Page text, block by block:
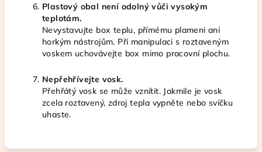
Plastový obal není odolný vůči vysokým
teplotám.
Nevystavujte box teplu, přímému plameni ani
horkým nástrojům. Při manipulaci s roztaveným
voskem uchovávejte box mimo pracovní plochu.
Nepřehřívejte vosk.
Přehřátý vosk se může vznítit. Jakmile je vosk
zcela roztavený, zdroj tepla vypněte nebo svíčku
uhaste.